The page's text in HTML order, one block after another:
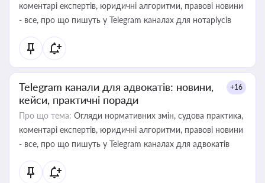
коментарі експертів, юридичні алгоритми, правові новини
- все, про що пишуть у Telegram каналах для нотаріусів
Telegram канали для адвокатів: новини,
кейси, практичні поради
+16
Про що тема: Огляди нормативних змін, судова практика,
коментарі експертів, юридичні алгоритми, правові новини
- все, про що пишуть у Telegram каналах для адвокатів